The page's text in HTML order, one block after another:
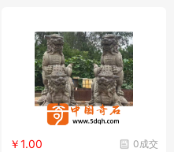
0成交
￥1.00